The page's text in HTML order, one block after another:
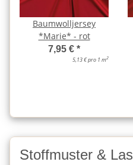
Baumwolljersey
*Marie* - rot
7,95 € *
5,13 € pro 1 m2
Stoffmuster &